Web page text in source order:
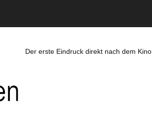
Der erste Eindruck direkt nach dem Kino